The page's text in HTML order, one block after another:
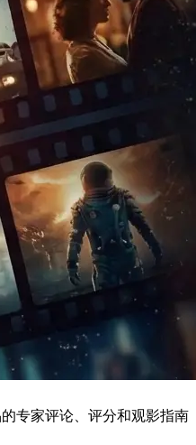
专家评论、评分和观影指南